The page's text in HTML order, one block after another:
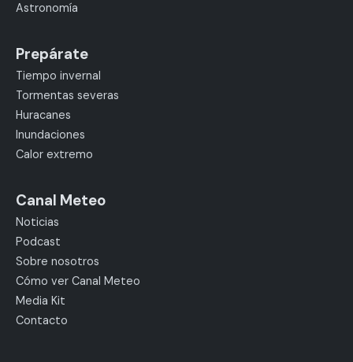
Astronomía
Prepárate
Tiempo invernal
Tormentas severas
Huracanes
Inundaciones
Calor extremo
Canal Meteo
Noticias
Podcast
Sobre nosotros
Cómo ver Canal Meteo
Media Kit
Contacto